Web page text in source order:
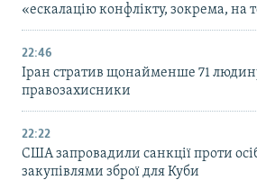
«ескалацію конфлікту, зокрема, на
22:46
Іран стратив щонайменше 71
правозахисники
22:22
США запровадили санкції проти
закупівлями зброї для Куби